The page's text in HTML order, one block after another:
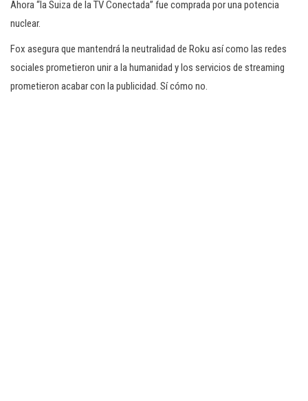
Ahora “la Suiza de la TV Conectada” fue comprada por una potencia
nuclear.
Fox asegura que mantendrá la neutralidad de Roku así como las redes
sociales prometieron unir a la humanidad y los servicios de streaming
prometieron acabar con la publicidad. Sí cómo no.